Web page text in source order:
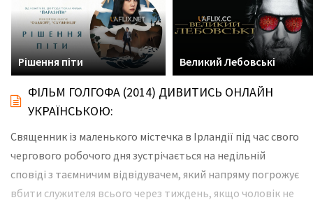
Рішення піти Великий Лебовські
ФІЛЬМ ГОЛГОФА (2014) ДИВИТИСЬ ОНЛАЙН
УКРАЇНСЬКОЮ:
Священник із маленького містечка в Ірландії під час свого
чергового робочого дня зустрічається на недільній
сповіді з таємничим відвідувачем, який напряму погрожує
вбити служителя всього через тиждень, якщо чоловік не